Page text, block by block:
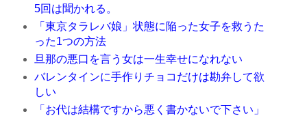
5回は聞かれる。
「東京タラレバ娘」状態に陥った女子を救うた
った1つの方法
旦那の悪口を言う女は一生幸せになれない
バレンタインに手作りチョコだけは勘弁して欲
しい
「お代は結構ですから悪く書かないで下さい」